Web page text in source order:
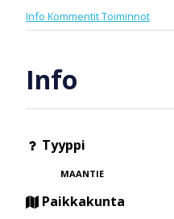
Info KommentitToiminnot
Info
Tyyppi
MAANTIE
Paikkakunta